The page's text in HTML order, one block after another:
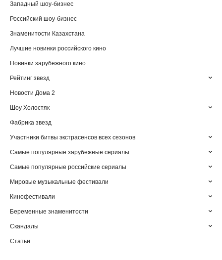
Западный шоу-бизнес
Российский шоу-бизнес
Знаменитости Казахстана
Лучшие новинки российского кино
Новинки зарубежного кино
Рейтинг звезд
Новости Дома 2
Шоу Холостяк
Фабрика звезд
Участники битвы экстрасенсов всех сезонов
Самые популярные зарубежные сериалы
Самые популярные российские сериалы
Мировые музыкальные фестивали
Кинофестивали
Беременные знаменитости
Скандалы
Статьи